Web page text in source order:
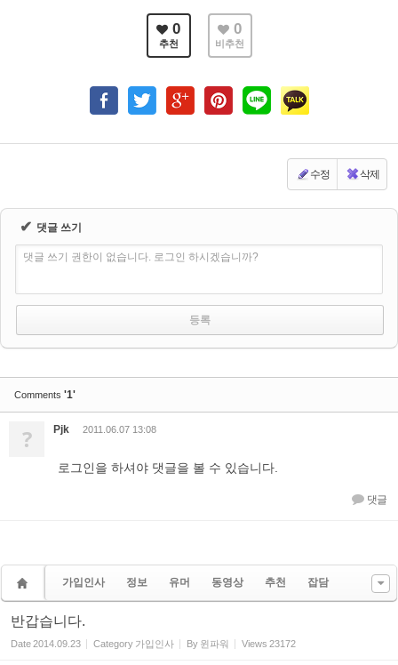
0
추천
0
비추천
수정 삭제
✔ 댓글 쓰기
댓글 쓰기 권한이 없습니다. 로그인 하시겠습니까?
Comments '1'
? Pjk 2011.06.07 13:08
로그인을 하셔야 댓글을 볼 수 있습니다.
댓글
가입인사 정보 유머 동영상 추천 잡담
반갑습니다.
Date2014.09.23 Category 가입인사 By 윈파워 Views 23172